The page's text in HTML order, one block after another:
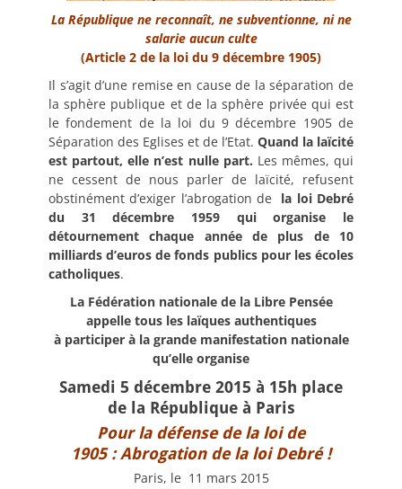
La République ne reconnaît, ne subventionne, ni ne
salarie aucun culte
(Article 2 de la loi du 9 décembre 1905)
Il s’agit d’une remise en cause de la séparation de
la sphère publique et de la sphère privée qui est
le fondement de la loi du 9 décembre 1905 de
Séparation des Eglises et de l’Etat. Quand la laïcité
est partout, elle n’est nulle part. Les mêmes, qui
ne cessent de nous parler de laïcité, refusent
obstinément d’exiger l’abrogation de la loi Debré
du 31 décembre 1959 qui organise le
détournement chaque année de plus de 10
milliards d’euros de fonds publics pour les écoles
catholiques.
La Fédération nationale de la Libre Pensée
appelle tous les laïques authentiques
à participer à la grande manifestation nationale
qu’elle organise
Samedi 5 décembre 2015 à 15h place
de la République à Paris
Pour la défense de la loi de
1905 :Abrogation de la loi Debré !
Paris, le 11 mars 2015